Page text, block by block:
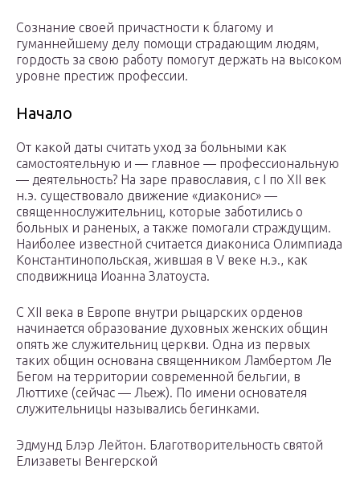
Сознание своей причастности к благому и
гуманнейшему делу помощи страдающим людям,
гордость за свою работу помогут держать на высоком
уровне престиж профессии.
Начало
От какой даты считать уход за больными как
самостоятельную и — главное — профессиональную
— деятельность? На заре православия, c I по XII век
н.э. существовало движение «диаконис» —
священнослужительниц, которые заботились о
больных и раненых, а также помогали страждущим.
Наиболее известной считается диакониса Олимпиада
Константинопольская, жившая в V веке н.э., как
сподвижница Иоанна Златоуста.
С XII века в Европе внутри рыцарских орденов
начинается образование духовных женских общин
опять же служительниц церкви. Одна из первых
таких общин основана священником Ламбертом Ле
Бегом на территории современной бельгии, в
Люттихе (сейчас — Льеж). По имени основателя
служительницы назывались бегинками.
Эдмунд Блэр Лейтон. Благотворительность святой
Елизаветы Венгерской